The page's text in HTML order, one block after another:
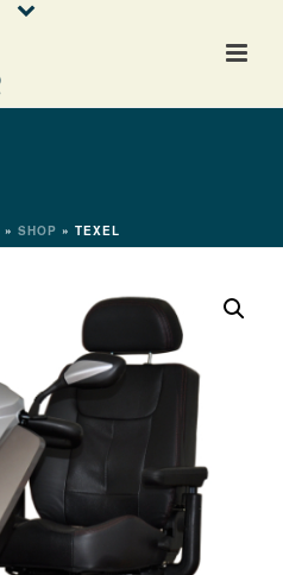
» SHOP » TEXEL